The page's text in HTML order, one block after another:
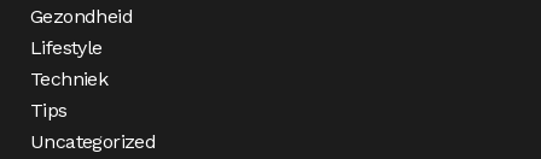
Gezondheid
Lifestyle
Techniek
Tips
Uncategorized